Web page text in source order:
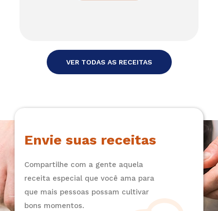
VER TODAS AS RECEITAS
Envie suas receitas
Compartilhe com a gente aquela
receita especial que você ama para
que mais pessoas possam cultivar
bons momentos.